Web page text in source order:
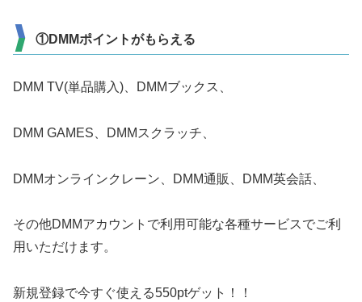
①DMMポイントがもらえる
DMM TV(単品購入)、DMMブックス、
DMM GAMES、DMMスクラッチ、
DMMオンラインクレーン、DMM通販、DMM英会話、
その他DMMアカウントで利用可能な各種サービスでご利
用いただけます。
新規登録で今すぐ使える550ptゲット！！